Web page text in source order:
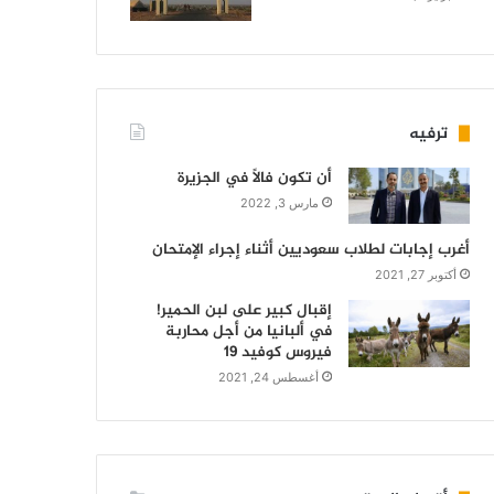
ترفيه
أن تكون فالاً في الجزيرة
مارس 3, 2022
أغرب إجابات لطلاب سعوديين أثناء إجراء الإمتحان
أكتوبر 27, 2021
إقبال كبير على لبن الحمير!
في ألبانيا من أجل محاربة
فيروس كوفيد 19
أغسطس 24, 2021